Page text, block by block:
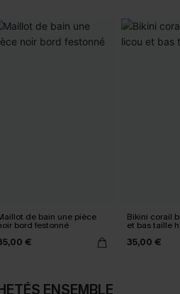
de bain une pièce
bord festonné
€
Bikini corail
et bas taille
35,00 €
ENSEMBLE